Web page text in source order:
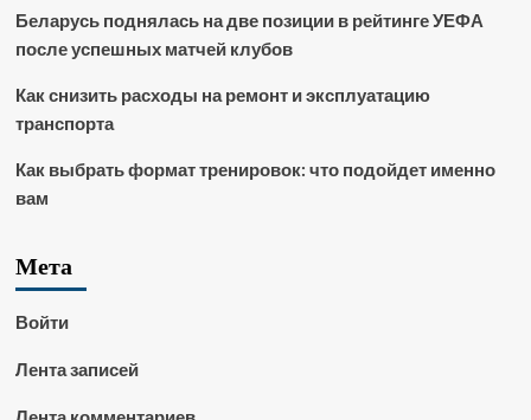
Беларусь поднялась на две позиции в рейтинге УЕФА
после успешных матчей клубов
Как снизить расходы на ремонт и эксплуатацию
транспорта
Как выбрать формат тренировок: что подойдет именно
вам
Мета
Войти
Лента записей